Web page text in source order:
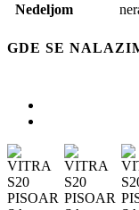
Nedeljom
GDE SE